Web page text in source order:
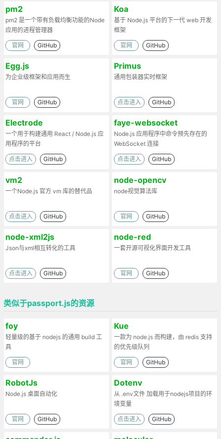
pm2
pm2 是一个带有负载均衡功能的Node
应用的进程管理器
官网 GitHub
Koa
基于 Node.js 平台的下一代 web 开发
框架
官网 GitHub
Egg.js
为企业级框架和应用而生
官网 GitHub
Primus
通用包装器实时框架
点击进入 GitHub
Electrode
一个用于构建通用 React / Node.js 应
用程序的平台
点击进入 GitHub
faye-websocket
Node.js 应用程序中命令预先存在的
WebSocket 连接
点击进入 GitHub
vm2
一个Node.js 官方 vm 库的替代品
点击进入 GitHub
node-opencv
node视觉算法库
官网 GitHub
node-xml2js
Json与xml相互转化的工具
点击进入 GitHub
node-red
一套开源可视化界面开发工具
官网 GitHub
类似于passport.js的资源
foy
轻量级的基于 nodejs 的通用 build 工
具
官网
Kue
一款为 node.js 而构建，由 redis 支持
的优先级队列
官网 GitHub
RobotJs
Node.js 桌面自动化
官网 GitHub
Dotenv
从 .env文件 加载用于nodejs项目的环
境变量
点击进入 GitHub